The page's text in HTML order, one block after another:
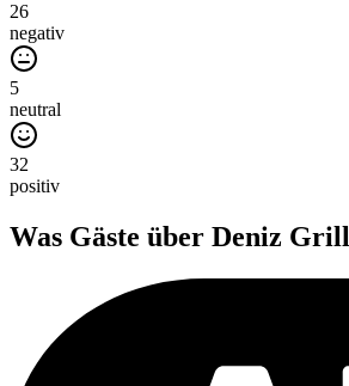
26
negativ
5
neutral
32
positiv
Was Gäste über Deniz Grill